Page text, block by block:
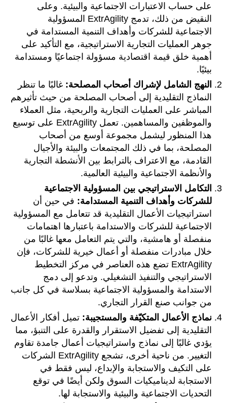
على حساب الاعتبارات الاجتماعية والبيئية. وعلى
النقيض من ذلك، تدمج ExtrAgility المسؤولية
الاجتماعية للشركات وأهداف التنمية المستدامة في
جوهر العمليات التجارية الاستراتيجية، مع التأكيد على
أهمية خلق قيمة اقتصادية مسؤولة اجتماعيًا ومستدامة
بيئيًا.
النهج الشامل لإشراك أصحاب المصلحة: غالبًا ما تنظر
النماذج التقليدية إلى أصحاب المصلحة من حيث تأثيرهم
المباشر على العمليات التجارية والربحية، مثل العملاء
والموظفين والمساهمين. تعمل ExtrAgility على توسيع
هذا المنظور ليشمل مجموعة أوسع من أصحاب
المصلحة، بما في ذلك المجتمعات والبيئة والأجيال
القادمة، مع الاعتراف بالترابط بين الأنشطة التجارية
والأنظمة الاجتماعية والبيئية العالمية.
التكامل الاستراتيجي بين المسؤولية الاجتماعية
للشركات وأهداف التنمية المستدامة: في حين أن
استراتيجيات الأعمال التقليدية قد تتعامل مع المسؤولية
الاجتماعية للشركات والاستدامة باعتبارها اهتمامات
منفصلة أو هامشية، والتي يتم التعامل معها غالبًا من
خلال مبادرات منفصلة أو أعمال خيرية للشركات، فإن
ExtrAgility تضع هذه العناصر في مركز التخطيط
الاستراتيجي والتنفيذ التشغيلي. وتدعو إلى دمج
الاستدامة والمسؤولية الاجتماعية بسلاسة في كل جانب
من جوانب صنع القرار التجاري.
نماذج الأعمال المتكيّفة والمستجيبة: تميل أفكار الأعمال
التقليدية إلى تفضيل الاستقرار والقدرة على التنبؤ، مما
يؤدي غالبًا إلى نماذج واستراتيجيات أعمال جامدة تقاوم
التغيير. من ناحية أخرى، تشجع ExtrAgility الشركات
على التكيف والاستجابة والإبداع، ليس فقط في
الاستجابة لديناميكيات السوق ولكن أيضًا في توقع
التحديات الاجتماعية والبيئية والاستجابة لها.